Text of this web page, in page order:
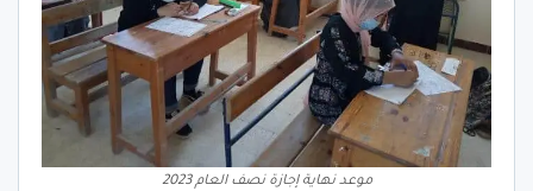
موعد نهاية إجازة نصف العام 2023